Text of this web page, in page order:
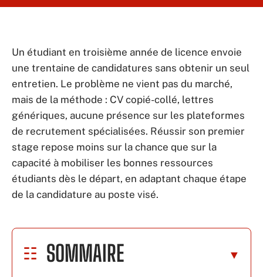
Un étudiant en troisième année de licence envoie
une trentaine de candidatures sans obtenir un seul
entretien. Le problème ne vient pas du marché,
mais de la méthode : CV copié-collé, lettres
génériques, aucune présence sur les plateformes
de recrutement spécialisées. Réussir son premier
stage repose moins sur la chance que sur la
capacité à mobiliser les bonnes ressources
étudiants dès le départ, en adaptant chaque étape
de la candidature au poste visé.
SOMMAIRE